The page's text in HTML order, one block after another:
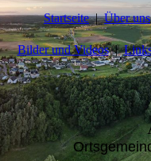
Startseite Über uns
Bilder und Videos